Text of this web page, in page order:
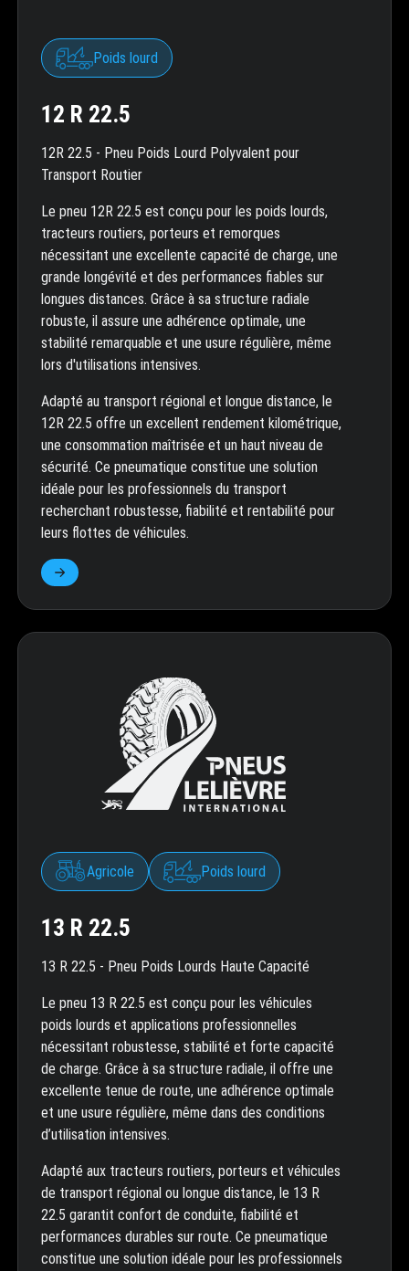
Poids lourd
12 R 22.5
12R 22.5 - Pneu Poids Lourd Polyvalent pour
Transport Routier
Le pneu 12R 22.5 est conçu pour les poids lourds,
tracteurs routiers, porteurs et remorques
nécessitant une excellente capacité de charge, une
grande longévité et des performances fiables sur
longues distances. Grâce à sa structure radiale
robuste, il assure une adhérence optimale, une
stabilité remarquable et une usure régulière, même
lors d'utilisations intensives.
Adapté au transport régional et longue distance, le
12R 22.5 offre un excellent rendement kilométrique,
une consommation maîtrisée et un haut niveau de
sécurité. Ce pneumatique constitue une solution
idéale pour les professionnels du transport
recherchant robustesse, fiabilité et rentabilité pour
leurs flottes de véhicules.
Agricole Poids lourd
13 R 22.5
13 R 22.5 - Pneu Poids Lourds Haute Capacité
Le pneu 13 R 22.5 est conçu pour les véhicules
poids lourds et applications professionnelles
nécessitant robustesse, stabilité et forte capacité
de charge. Grâce à sa structure radiale, il offre une
excellente tenue de route, une adhérence optimale
et une usure régulière, même dans des conditions
d’utilisation intensives.
Adapté aux tracteurs routiers, porteurs et véhicules
de transport régional ou longue distance, le 13 R
22.5 garantit confort de conduite, fiabilité et
performances durables sur route. Ce pneumatique
constitue une solution idéale pour les professionnels